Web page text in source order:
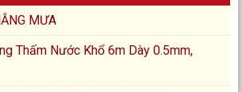
MƯA
Thấm Nước Khổ 6m Dày 0.5mm,